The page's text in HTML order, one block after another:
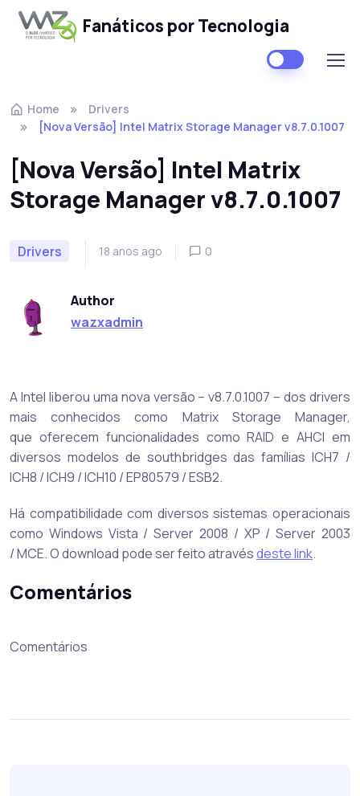
Fanáticos por Tecnologia
Home
Drivers
[Nova Versão] Intel Matrix Storage Manager v8.7.0.1007
[Nova Versão] Intel Matrix
Storage Manager v8.7.0.1007
Drivers 18 anos ago 0
Author
wazxadmin
A Intel liberou uma nova versão – v8.7.0.1007 – dos drivers
mais conhecidos como Matrix Storage Manager,
que oferecem funcionalidades como RAID e AHCI em
diversos modelos de southbridges das famílias ICH7 /
ICH8 / ICH9 / ICH10 / EP80579 / ESB2.
Há compatibilidade com diversos sistemas operacionais
como Windows Vista / Server 2008 / XP / Server 2003
/ MCE. O download pode ser feito atravésdeste link.
Comentários
Comentários